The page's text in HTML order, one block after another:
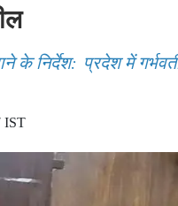
के निर्देश: प्रदेश में
IST